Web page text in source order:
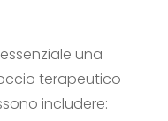
una
terapeutico
includere: